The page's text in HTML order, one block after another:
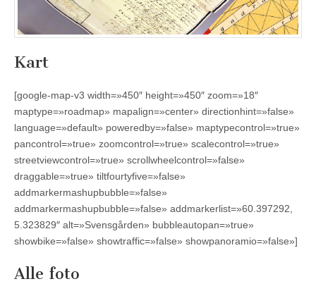
Kart
[google-map-v3 width=»450″ height=»450″ zoom=»18″
maptype=»roadmap» mapalign=»center» directionhint=»false»
language=»default» poweredby=»false» maptypecontrol=»true»
pancontrol=»true» zoomcontrol=»true» scalecontrol=»true»
streetviewcontrol=»true» scrollwheelcontrol=»false»
draggable=»true» tiltfourtyfive=»false»
addmarkermashupbubble=»false»
addmarkermashupbubble=»false» addmarkerlist=»60.397292,
5.323829″ alt=»Svensgården» bubbleautopan=»true»
showbike=»false» showtraffic=»false» showpanoramio=»false»]
Alle foto